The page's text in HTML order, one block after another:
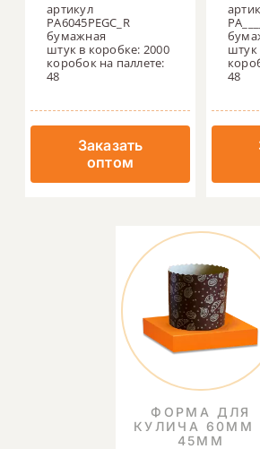
артикул
PA6045PEGC_R
бумажная
штук в коробке: 2000
коробок на паллете:
48
Заказать
оптом
штук
48
ФОРМА ДЛЯ
КУЛИЧА 60ММ
45ММ